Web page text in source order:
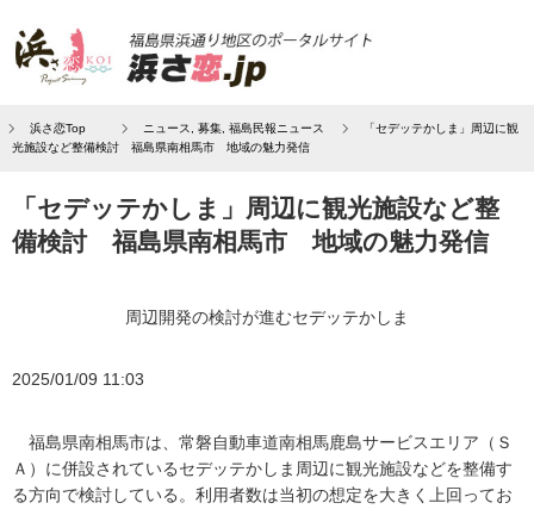
浜さ恋Top ニュース 募集 福島民報ニュース
「セデッテかしま」周辺に観
光施設など整備検討 福島県南相馬市 地域の魅力発信
「セデッテかしま」周辺に観光施設など整
備検討 福島県南相馬市 地域の魅力発信
周辺開発の検討が進むセデッテかしま
2025/01/09 11:03
福島県南相馬市は、常磐自動車道南相馬鹿島サービスエリア（Ｓ
Ａ）に併設されているセデッテかしま周辺に観光施設などを整備す
る方向で検討している。利用者数は当初の想定を大きく上回ってお